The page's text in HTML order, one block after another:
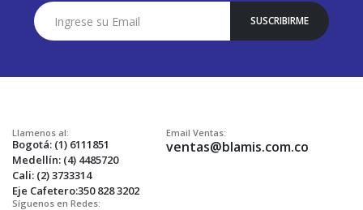
Suscríbase
a
Nuestro
SUSCRIBIRME
Llamenos al:
Bogotá: (1) 6111851
Medellín: (4) 4485720
Cali: (2) 3733314
Eje Cafetero:350 828 3202
Email Ventas:
ventas@blamis.com.co
Síguenos en Redes: